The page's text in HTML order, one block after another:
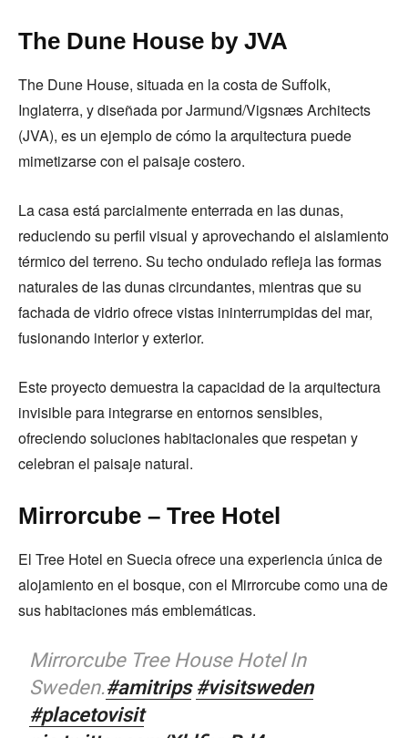
The Dune House by JVA
The Dune House, situada en la costa de Suffolk,
Inglaterra, y diseñada por Jarmund/Vigsnæs Architects
(JVA), es un ejemplo de cómo la arquitectura puede
mimetizarse con el paisaje costero.
La casa está parcialmente enterrada en las dunas,
reduciendo su perfil visual y aprovechando el aislamiento
térmico del terreno. Su techo ondulado refleja las formas
naturales de las dunas circundantes, mientras que su
fachada de vidrio ofrece vistas ininterrumpidas del mar,
fusionando interior y exterior.
Este proyecto demuestra la capacidad de la arquitectura
invisible para integrarse en entornos sensibles,
ofreciendo soluciones habitacionales que respetan y
celebran el paisaje natural.
Mirrorcube – Tree Hotel
El Tree Hotel en Suecia ofrece una experiencia única de
alojamiento en el bosque, con el Mirrorcube como una de
sus habitaciones más emblemáticas.
Mirrorcube Tree House Hotel In
Sweden.#amitrips #visitsweden
#placetovisit